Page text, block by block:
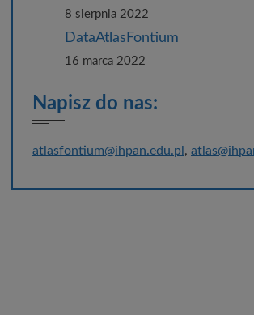
8 sierpnia 2022
DataAtlasFontium
16 marca 2022
Napisz do nas:
atlasfontium@ihpan.edu.pl ,